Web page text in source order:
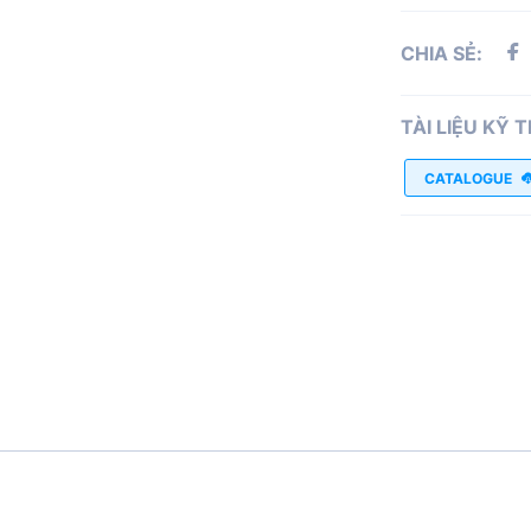
CHIA SẺ:
TÀI LIỆU KỸ
CATALOGUE